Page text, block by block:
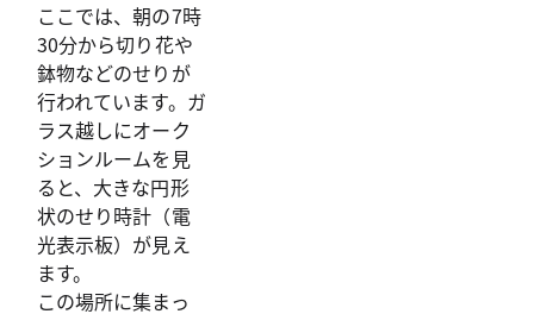
ここでは、朝の7時
30分から切り花や
鉢物などのせりが
行われています。ガ
ラス越しにオーク
ションルームを見
ると、大きな円形
状のせり時計（電
光表示板）が見え
ます。
この場所に集まっ